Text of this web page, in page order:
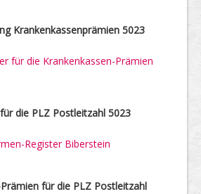
Krankenkassenprämien 5023
für die Krankenkassen-Prämien
die PLZ Postleitzahl 5023
Register Biberstein
für die PLZ Postleitzahl